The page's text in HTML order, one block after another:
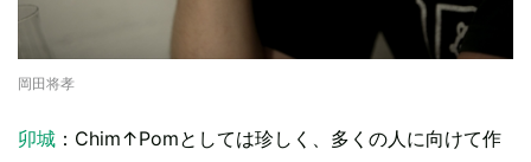
岡田将孝
卯城 ：Chim↑Pomとしては珍しく、多くの人に向けて作